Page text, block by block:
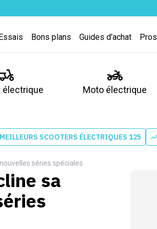
Bons plans Guides d'achat Pros
électrique Moto électrique
MEILLEURS SCOOTERS ÉLECTRIQUES 125
séries spéciales
sa